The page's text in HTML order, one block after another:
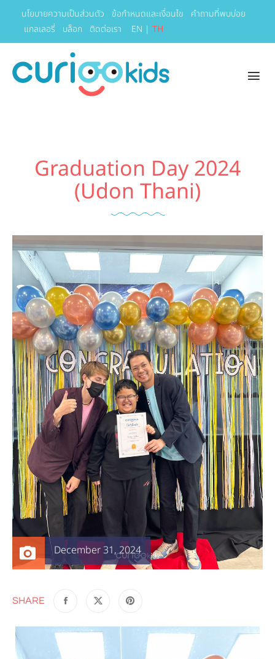
นโยบายความเป็นส่วนตัว ข้อกำหนดและเงื่อนไข
คำถามที่พบบ่อย
แกลเลอรี่
บล็อก ติดต่อเรา EN | TH
Graduation Day 2024
(Udon Thani)
December 31, 2024
SHARE